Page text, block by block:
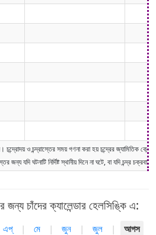
ও চন্দ্রাস্তের সময় গণনা করা হয় চন্দ্রের জ্যামিতিক
জন্য যদি ঘটনাটি নির্দিষ্ট স্থানীয় দিনে না ঘটে, বা যদি চন্দ্র
চাঁদের ক্যালেন্ডার হেলসিঙ্কি এ:
এপ্ | মে | জুন | জুল |
আগস